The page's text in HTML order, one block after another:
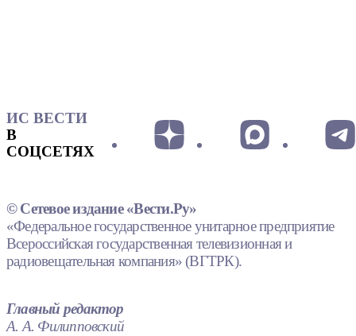
ИС ВЕСТИ
В
СОЦСЕТЯХ
© Сетевое издание «Вести.Ру»
«Федеральное государственное унитарное предприятие
Всероссийская государственная телевизионная и
радиовещательная компания» (ВГТРК).
Главный редактор
А. А. Филипповский